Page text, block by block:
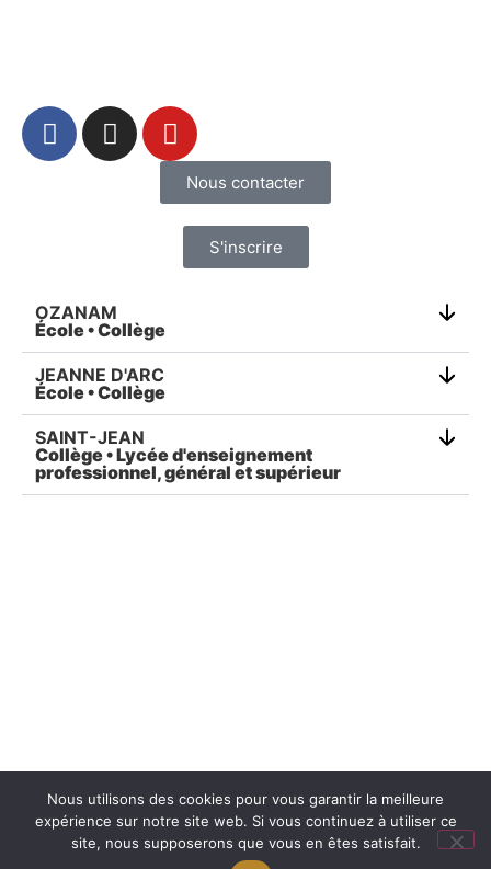
Nous contacter
S'inscrire
OZANAM
École • Collège
JEANNE D'ARC
École • Collège
SAINT-JEAN
Collège • Lycée d'enseignement
professionnel, général et supérieur
Mentions légales Réalisation : Ekole.fr
Nous utilisons des cookies pour vous garantir la meilleure
expérience sur notre site web. Si vous continuez à utiliser ce
site, nous supposerons que vous en êtes satisfait.